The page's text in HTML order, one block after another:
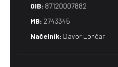
OIB: 87120007882
MB: 2743345
Načelnik: Davor Lončar